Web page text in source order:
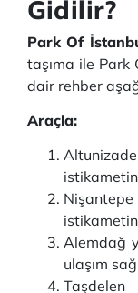
Gidilir?
Park Of
taşıma ile Park
dair rehber
Araçla:
Alemdağ
ulaşım